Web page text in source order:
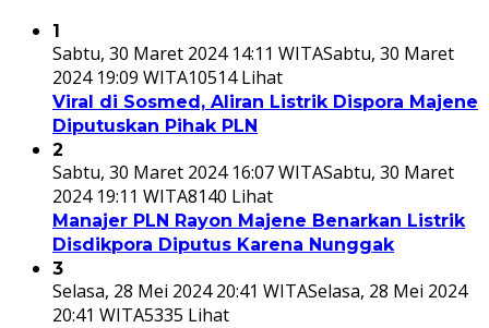
1
Sabtu, 30 Maret 2024 14:11 WITASabtu, 30 Maret
2024 19:09 WITA10514 Lihat
Viral di Sosmed, Aliran Listrik Dispora Majene
Diputuskan Pihak PLN
2
Sabtu, 30 Maret 2024 16:07 WITASabtu, 30 Maret
2024 19:11 WITA8140 Lihat
Manajer PLN Rayon Majene Benarkan Listrik
Disdikpora Diputus Karena Nunggak
3
Selasa, 28 Mei 2024 20:41 WITASelasa, 28 Mei 2024
20:41 WITA5335 Lihat